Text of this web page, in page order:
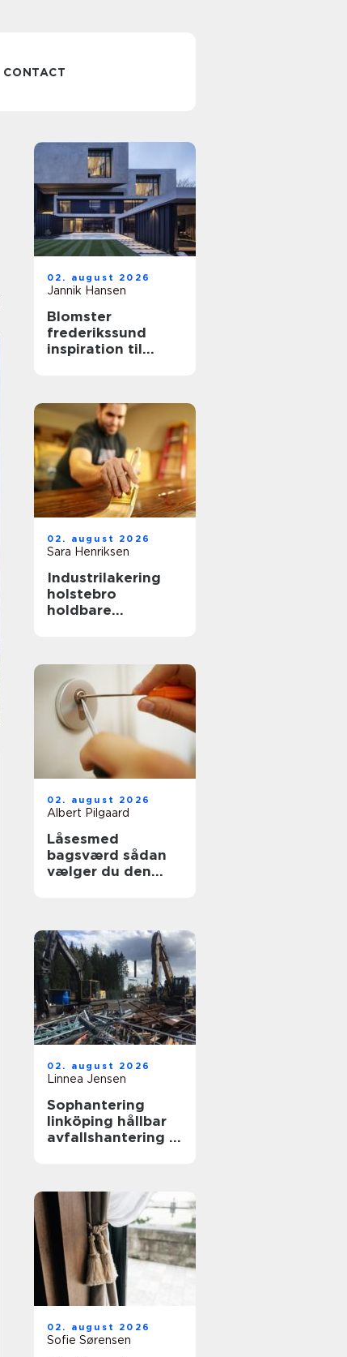
CONTACT
02. august 2026
Jannik Hansen
Blomster
frederikssund
inspiration til
02. august 2026
Sara Henriksen
Industrilakering
holstebro
holdbare
02. august 2026
Albert Pilgaard
Låsesmed
bagsværd sådan
vælger du den
02. august 2026
Linnea Jensen
Sophantering
linköping hållbar
avfallshantering i
02. august 2026
Sofie Sørensen